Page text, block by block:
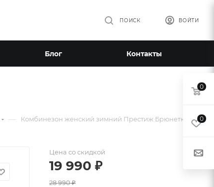
ВОЙТИ
ПОИСК
Блог Контакты
— Комбинезон женский зимний Престиж Брюнетка
Цена со скидкой
19 990 ₽
28 990₽
0
0